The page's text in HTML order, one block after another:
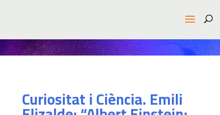
Curiositat i Ciència. Emili